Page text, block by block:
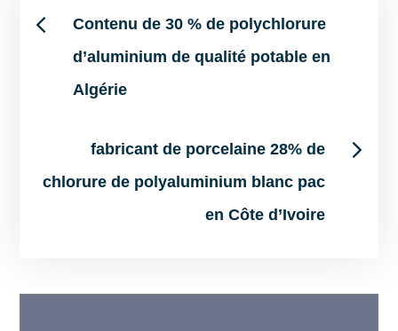
Post
navigation
Contenu de 30 % de polychlorure
d’aluminium de qualité potable en
Algérie
fabricant de porcelaine 28% de
chlorure de polyaluminium blanc pac
en Côte d’Ivoire